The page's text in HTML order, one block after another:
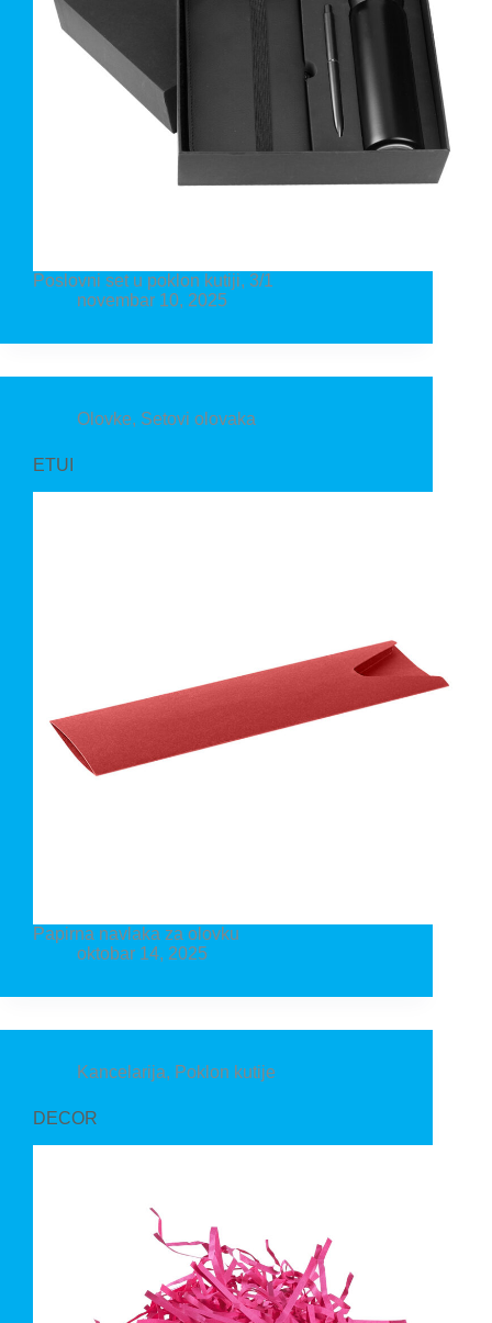
Poslovni set u poklon kutiji, 3/1
novembar 10, 2025
Olovke, Setovi olovaka
ETUI
Papirna navlaka za olovku
oktobar 14, 2025
Kancelarija, Poklon kutije
DECOR